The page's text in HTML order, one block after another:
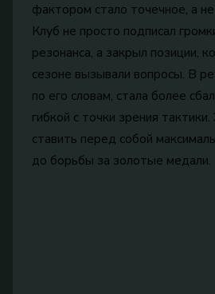
фактором стало точечное, а
Клуб не просто подписал
резонанса, а закрыл позиции,
сезоне вызывали вопросы. В
по его словам, стала более
гибкой с точки зрения
ставить перед собой
до борьбы за золотые медали.